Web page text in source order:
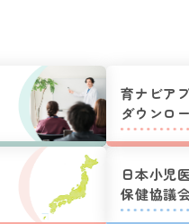
育ナビア
ダウンロ
日本小児
保健協議